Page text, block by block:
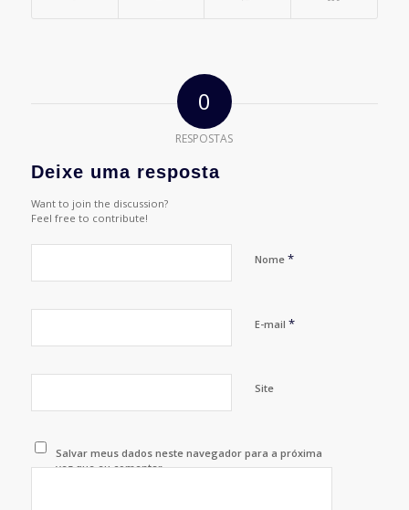
0
RESPOSTAS
Deixe uma resposta
Want to join the discussion?
Feel free to contribute!
Nome *
E-mail *
Site
Salvar meus dados neste navegador para a próxima
vez que eu comentar.